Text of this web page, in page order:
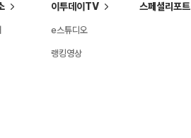
이투데이TV
e스튜디오
랭킹영상
스페셜리포트